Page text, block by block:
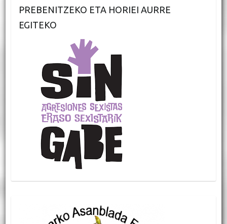
PREBENITZEKO ETA HORIEI AURRE
EGITEKO